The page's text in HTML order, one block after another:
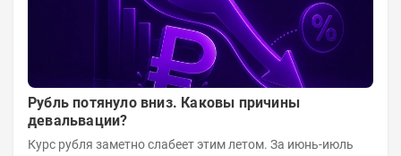
Рубль потянуло вниз. Каковы причины
девальвации?
Курс рубля заметно слабеет этим летом. За июнь-июль